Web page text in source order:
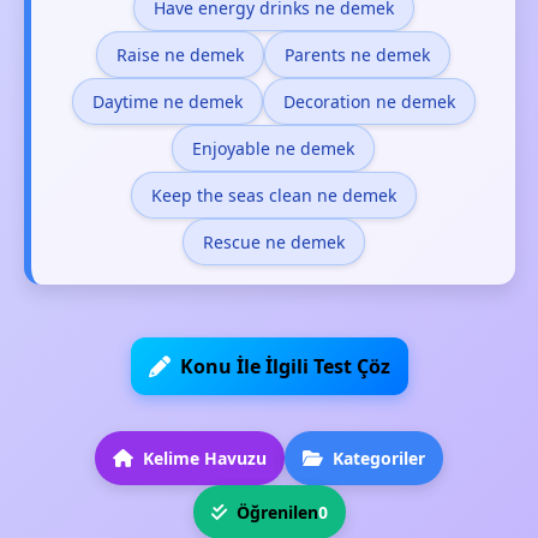
Have energy drinks ne demek
Raise ne demek Parents ne demek
Daytime ne demek Decoration ne demek
Enjoyable ne demek
Keep the seas clean ne demek
Rescue ne demek
Konu İle İlgili Test Çöz
Kelime Havuzu Kategoriler
Öğrenilen0